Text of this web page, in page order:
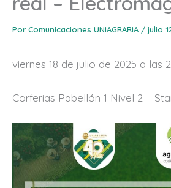
Por Comunicaciones UNIAGRARIA / julio
viernes 18 de julio de 2025 a las
Corferias Pabellón 1 Nivel 2 –